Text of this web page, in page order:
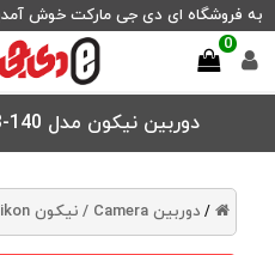
به فروشگاه ای دی جی مارکت خوش
0
دوربین نیکون مدل Nikon D7200 Lens 18-140
/ دوربین Camera / نیکون Nikon